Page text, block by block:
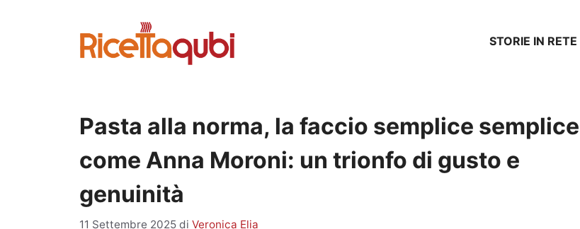
STORIE IN RETE
Pasta alla norma, la faccio semplice semplice
come Anna Moroni: un trionfo di gusto e
genuinità
11 Settembre 2025 di Veronica Elia